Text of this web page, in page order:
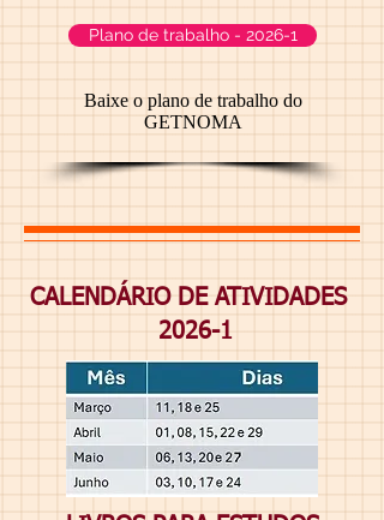
Plano de trabalho - 2026-1
Baixe o plano de trabalho do
GETNOMA
CALENDÁRIO DE ATIVIDADES
2026-1